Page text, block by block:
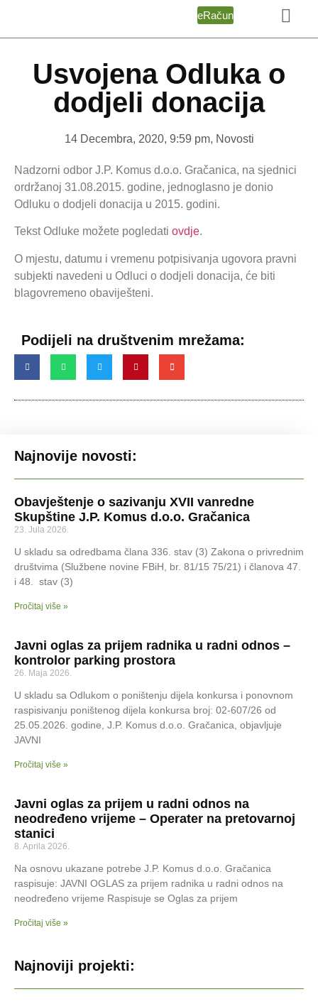
eRačun
Usvojena Odluka o
dodjeli donacija
14 Decembra, 2020, 9:59 pm, Novosti
Nadzorni odbor J.P. Komus d.o.o. Gračanica, na sjednici
ordržanoj 31.08.2015. godine, jednoglasno je donio
Odluku o dodjeli donacija u 2015. godini.
Tekst Odluke možete pogledati ovdje.
O mjestu, datumu i vremenu potpisivanja ugovora pravni
subjekti navedeni u Odluci o dodjeli donacija, će biti
blagovremeno obaviješteni.
Podijeli na društvenim mrežama:
Najnovije novosti:
Obavještenje o sazivanju XVII vanredne
Skupštine J.P. Komus d.o.o. Gračanica
23. Jula 2026.
U skladu sa odredbama člana 336. stav (3) Zakona o privrednim
društvima (Službene novine FBiH, br. 81/15 75/21) i članova 47.
i 48. stav (3)
Pročitaj više »
Javni oglas za prijem radnika u radni odnos –
kontrolor parking prostora
26. Maja 2026.
U skladu sa Odlukom o poništenju dijela konkursa i ponovnom
raspisivanju poništenog dijela konkursa broj: 02-607/26 od
25.05.2026. godine, J.P. Komus d.o.o. Gračanica, objavljuje
JAVNI
Pročitaj više »
Javni oglas za prijem u radni odnos na
neodređeno vrijeme – Operater na pretovarnoj
stanici
8. Aprila 2026.
Na osnovu ukazane potrebe J.P. Komus d.o.o. Gračanica
raspisuje: JAVNI OGLAS za prijem radnika u radni odnos na
neodređeno vrijeme Raspisuje se Oglas za prijem
Pročitaj više »
Najnoviji projekti: